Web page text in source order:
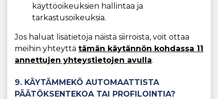
käyttöoikeuksien hallintaa ja
tarkastusoikeuksia.
Jos haluat lisätietoja näistä siirroista, voit ottaa
meihin yhteyttä tämän käytännön kohdassa 11
annettujen yhteystietojen avulla.
9. KÄYTÄMMEKÖ AUTOMAATTISTA
PÄÄTÖKSENTEKOA TAI PROFILOINTIA?